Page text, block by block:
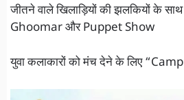
जीतने वाले खिलाड़ियों की झलकियों के
Ghoomar और Puppet Show
युवा कलाकारों को मंच देने के लिए